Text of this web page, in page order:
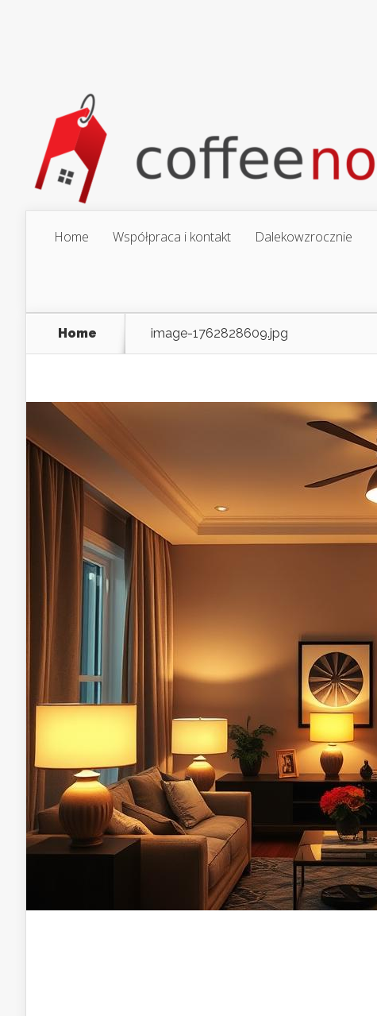
Home Współpraca i kontakt Dalekowzrocznie
Home image-1762828609.jpg